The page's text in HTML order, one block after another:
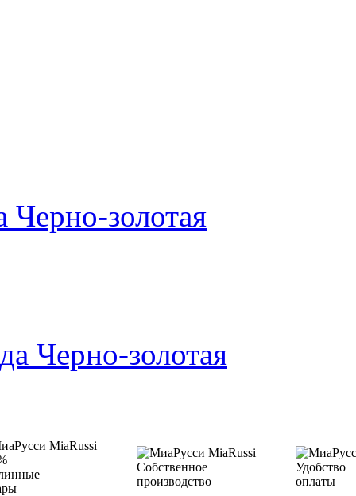
Черно-золотая
Черно-золотая
Собственное
производство
Удобство
оплаты